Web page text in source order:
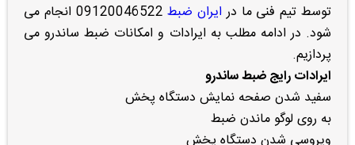
توسط تیم فنی ما در ایران ضبط
09120046522 انجام می
شود. در ادامه مطلب به ایرادات و امکانات ضبط ساندرو می
پردازیم.
ایرادات رایج ضبط ساندرو
سفید شدن صفحه نمایش دستگاه پخش
به روی لوگو ماندن ضبط